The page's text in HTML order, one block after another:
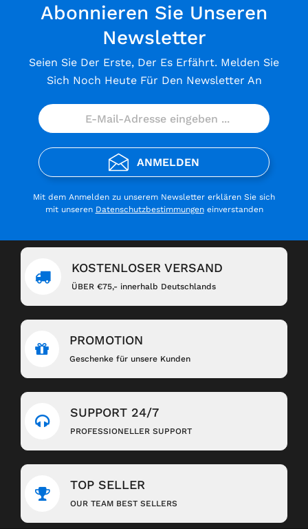
Abonnieren Sie Unseren
Newsletter
Seien Sie Der Erste, Der Es Erfährt. Melden Sie
Sich Noch Heute Für Den Newsletter An
ANMELDEN
Mit dem Anmelden zu unserem Newsletter erklären Sie sich
mit unseren Datenschutzbestimmungeneinverstanden
KOSTENLOSER VERSAND
ÜBER €75,- innerhalb Deutschlands
PROMOTION
Geschenke für unsere Kunden
SUPPORT 24/7
PROFESSIONELLER SUPPORT
TOP SELLER
OUR TEAM BEST SELLERS